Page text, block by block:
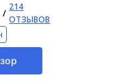
/
214
ОТЗЫВОВ